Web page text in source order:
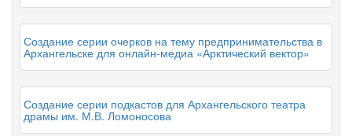
Создание серии очерков на тему предпринимательства в
Архангельске для онлайн-медиа «Арктический вектор»
Создание серии подкастов для Архангельского театра
драмы им. М.В. Ломоносова